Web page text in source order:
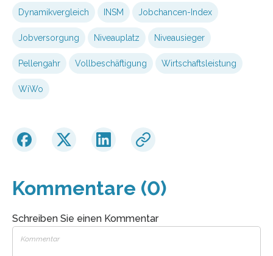
Dynamikvergleich INSM Jobchancen-Index
Jobversorgung Niveauplatz Niveausieger
Pellengahr Vollbeschäftigung Wirtschaftsleistung
WiWo
Kommentare (0)
Schreiben Sie einen Kommentar